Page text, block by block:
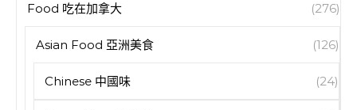
Food 吃在加拿大 (276)
Asian Food 亞洲美食 (126)
Chinese 中國味 (24)